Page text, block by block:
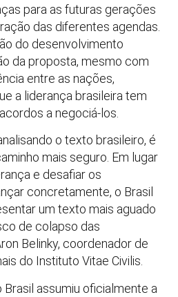
para as futuras gerações
das diferentes agendas.
do desenvolvimento
da proposta, mesmo com
entre as nações,
a liderança brasileira tem
a negociá-los.
o texto brasileiro, é
mais seguro. Em lugar
e desafiar os
concretamente, o Brasil
um texto mais aguado
de colapso das
Belinky, coordenador de
do Instituto Vitae Civilis.
Brasil assumiu oficialmente a